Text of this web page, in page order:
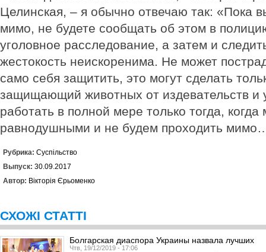
Целинская, – я обычно отвечаю так: «Пока
мимо, не будете сообщать об этом в
уголовное расследование, а затем и
жестокость неискоренима. Не может
само себя защитить, это могут сделать
защищающий животных от издевательств и
работать в полной мере только тогда,
равнодушными и не будем проходить
Рубрика: Суспільство
Выпуск: 30.09.2017
Автор: Вікторія Єрьоменко
СХОЖІ СТАТТІ
Болгарская диаспора Украины назвала лучших
Чтв, 19/12/2019 - 17:06